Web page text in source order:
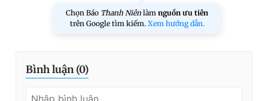
Chọn Báo Thanh Niên làm nguồn ưu tiên
trên Google tìm kiếm. Xem hướng dẫn.
Bình luận (0)